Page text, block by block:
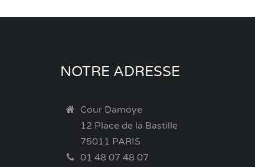
NOTRE ADRESSE
Cour Damoye
12 Place de la Bastille
75011 PARIS
01 48 07 48 07